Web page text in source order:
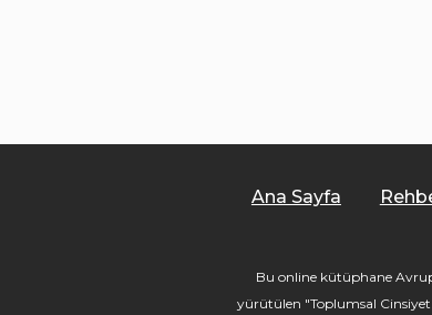
Ana Sayfa
Bu online kütüphane
yürütülen "Toplumsal Cinsiyet